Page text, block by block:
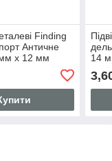
Finding
Античне
мм x 12 мм
14